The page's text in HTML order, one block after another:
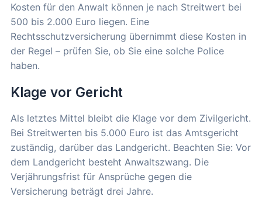
Kosten für den Anwalt können je nach Streitwert bei
500 bis 2.000 Euro liegen. Eine
Rechtsschutzversicherung übernimmt diese Kosten in
der Regel – prüfen Sie, ob Sie eine solche Police
haben.
Klage vor Gericht
Als letztes Mittel bleibt die Klage vor dem Zivilgericht.
Bei Streitwerten bis 5.000 Euro ist das Amtsgericht
zuständig, darüber das Landgericht. Beachten Sie: Vor
dem Landgericht besteht Anwaltszwang. Die
Verjährungsfrist für Ansprüche gegen die
Versicherung beträgt drei Jahre.